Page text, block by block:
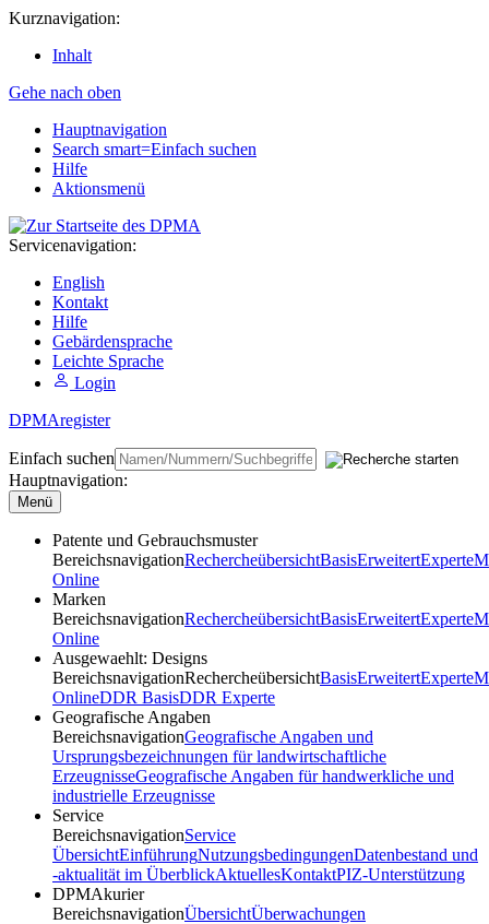
Kurznavigation:
Inhalt
Gehe nach oben
Hauptnavigation
Search smart=Einfach suchen
Hilfe
Aktionsmenü
Servicenavigation:
English
Kontakt
Hilfe
Gebärdensprache
Leichte Sprache
Login
DPMAregister
Einfach suchen
Hauptnavigation:
Menü
Patente und Gebrauchsmuster
BereichsnavigationRechercheübersichtBasisErweitertExperte
Online
Marken
BereichsnavigationRechercheübersichtBasisErweitertExperte
Online
Ausgewaehlt: Designs
BereichsnavigationRechercheübersichtBasisErweitertExperte
OnlineDDR BasisDDR Experte
Geografische Angaben
BereichsnavigationGeografische Angaben und
Ursprungsbezeichnungen für landwirtschaftliche
ErzeugnisseGeografische Angaben für handwerkliche und
industrielle Erzeugnisse
Service
BereichsnavigationService
ÜbersichtEinführungNutzungsbedingungenDatenbestand und
-aktualität im ÜberblickAktuellesKontaktPIZ-Unterstützung
DPMAkurier
BereichsnavigationÜbersichtÜberwachungen